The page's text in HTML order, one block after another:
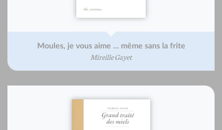
Moules, je vous aime ... même sans la frite
Mireille Gayet